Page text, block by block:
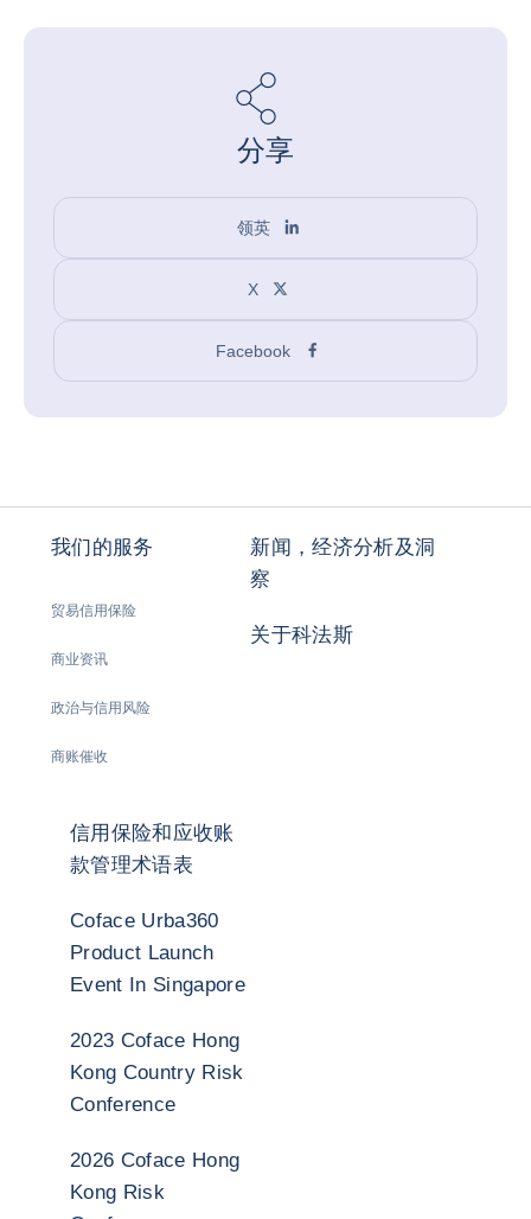
分享
领英
X
Facebook
我们的服务
贸易信用保险
商业资讯
政治与信用风险
商账催收
新闻，经济分析及洞
察
关于科法斯
信用保险和应收账
款管理术语表
Coface Urba360
Product Launch
Event In Singapore
2023 Coface Hong
Kong Country Risk
Conference
2026 Coface Hong
Kong Risk